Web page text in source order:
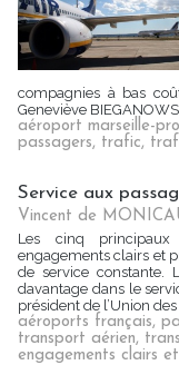
compagnies à bas
Geneviève
aéroport marseille-
passagers, trafic,
Service aux
Vincent de
Les cinq
engagements clairs et
de service constante.
davantage dans le
président de l’Union des
aéroports français,
transport aérien,
engagements clairs